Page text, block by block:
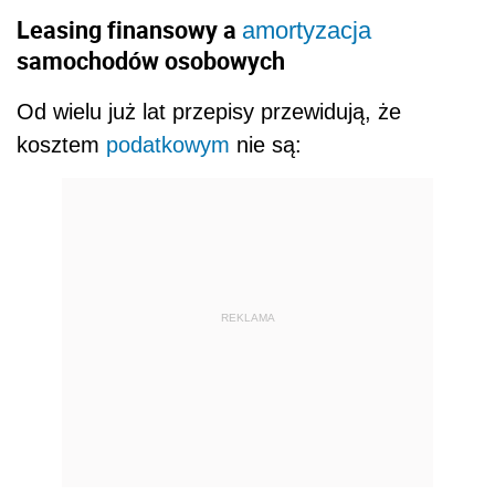
Leasing finansowy a amortyzacja
samochodów osobowych
Od wielu już lat przepisy przewidują, że
kosztem podatkowym nie są:
REKLAMA